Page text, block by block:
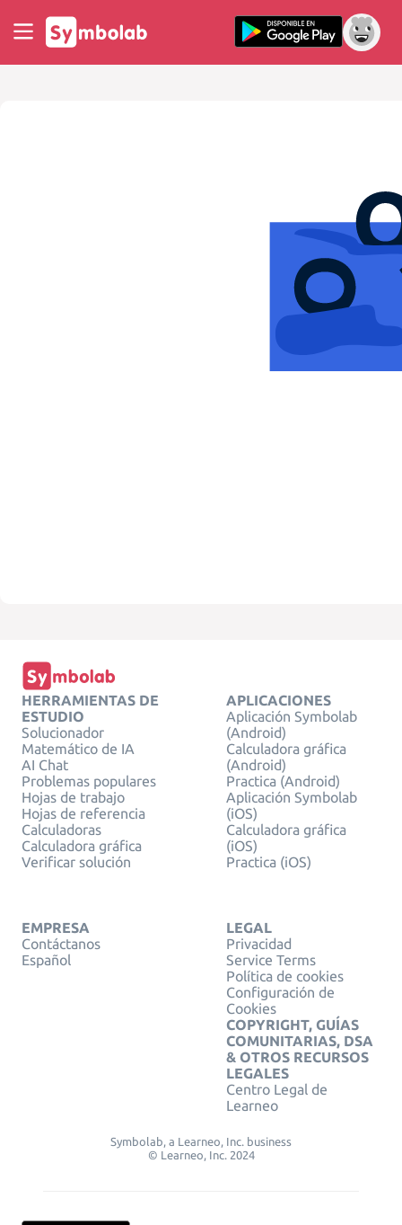
HERRAMIENTAS DE
ESTUDIO
Solucionador
Matemático de IA
AI Chat
Problemas populares
Hojas de trabajo
Hojas de referencia
Calculadoras
Calculadora gráfica
Verificar solución
APLICACIONES
Aplicación Symbolab
(Android)
Calculadora gráfica
(Android)
Practica (Android)
Aplicación Symbolab
(iOS)
Calculadora gráfica
(iOS)
Practica (iOS)
EMPRESA
Contáctanos
Español
LEGAL
Privacidad
Service Terms
Política de cookies
Configuración de
Cookies
COPYRIGHT, GUÍAS
COMUNITARIAS, DSA
& OTROS RECURSOS
LEGALES
Centro Legal de
Learneo
Symbolab, a Learneo, Inc. business
© Learneo, Inc. 2024